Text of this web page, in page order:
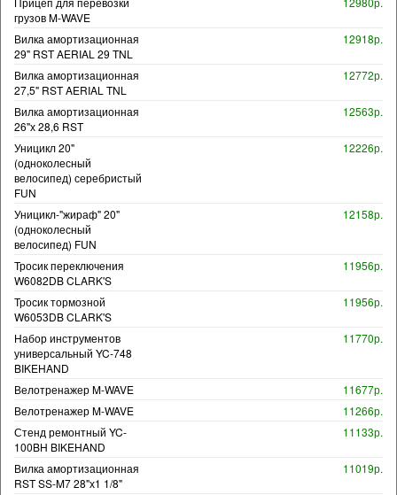
грузов M-WAVE
Вилка амортизационная
29" RST AERIAL 29 TNL
12918р.
Вилка амортизационная
27,5" RST AERIAL TNL
12772р.
Вилка амортизационная
26"х 28,6 RST
12563р.
Уницикл 20"
(одноколесный
велосипед) серебристый
FUN
12226р.
Уницикл-"жираф" 20"
(одноколесный
велосипед) FUN
12158р.
Тросик переключения
W6082DB CLARK'S
11956р.
Тросик тормозной
W6053DB CLARK'S
11956р.
Набор инструментов
универсальный YC-748
BIKEHAND
11770р.
Велотренажер M-WAVE
11677р.
Велотренажер M-WAVE
11266р.
Стенд ремонтный YC-
100BH BIKEHAND
11133р.
Вилка амортизационная
RST SS-M7 28"х1 1/8"
11019р.